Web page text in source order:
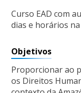
Curso EAD com
dias e horários
Objetivos
Proporcionar ao
os Direitos